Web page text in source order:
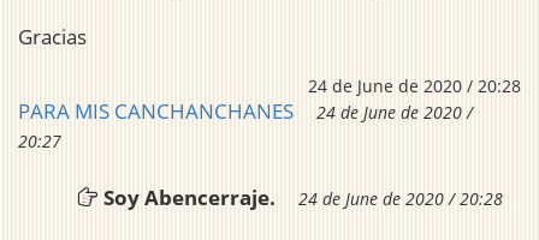
Gracias
24 de June de 2020 / 20:28
PARA MIS CANCHANCHANES
24 de June de 2020 /
20:27
Soy Abencerraje. 24 de June de 2020 / 20:28